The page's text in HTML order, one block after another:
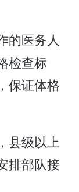
的医务人
检查标
保证体格
县级以上
排部队接